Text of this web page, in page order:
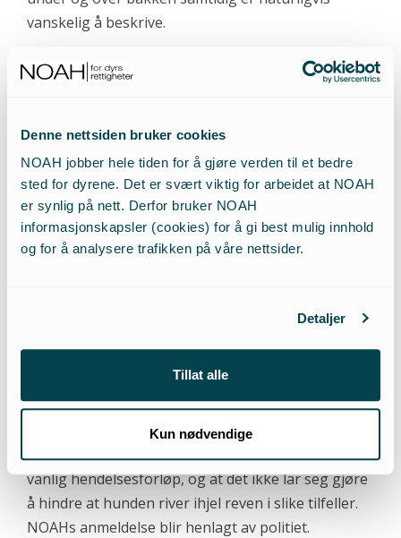
Denne nettsiden bruker cookies
NOAH jobber hele tiden for å gjøre verden til et bedre
sted for dyrene. Det er svært viktig for arbeidet at NOAH
er synlig på nett. Derfor bruker NOAH
informasjonskapsler (cookies) for å gi best mulig innhold
og for å analysere trafikken på våre nettsider.
Detaljer
Tillat alle
Kun nødvendige
vanskelig å beskrive.
«Engelsk revejakt» i Norge
skadeskutt, burde slik NOAH ser det kvalifisere til
grovt brudd på dyrevernloven: I 2006 anmeldte
NOAH en konkret jaktepisode beskrevet i
sedvanlige romantiserende ordelag i jaktbladet
”Jeger, hund og våpen” under tittelen ”Rev i
advent”. Kort fortalt hadde en skadeskutt rev klart
ham, og den skadde reven flykter på ny. Jakthunden
andre ord det samme hendelsesforløp som under
den tradisjonelle, men nå forbudte, engelske
revejakten. Ved kontakt med Direktoratet for
Naturforvaltning, får NOAH opplyst at dette er et
vanlig hendelsesforløp, og at det ikke lar seg gjøre
å hindre at hunden river ihjel reven i slike tilfeller.
NOAHs anmeldelse blir henlagt av politiet.